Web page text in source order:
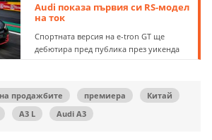
Audi показа първия си RS-модел
на ток
Спортната версия на e-tron GT ще
дебютира пред публика през уикенда
продажбите премиера
Китай
A3 L Audi A3